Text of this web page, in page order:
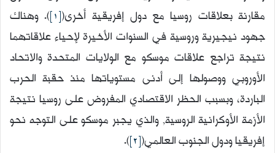
مقارنة بعلاقات روسيا مع دول إفريقية أخرى([1] ). وهناك
جهود نيجيرية وروسية في السنوات الأخيرة لإحياء علاقاتهما
نتيجة تراجع علاقات موسكو مع الولايات المتحدة والاتحاد
الأوروبي ووصولها إلى أدنى مستوياتها منذ حقبة الحرب
الباردة، وبسبب الحظر الاقتصادي المفروض على روسيا نتيجة
الأزمة الأوكرانية الروسية, والذي يجبر موسكو على التوجه نحو
إفريقيا ودول الجنوب العالمي([2]
).